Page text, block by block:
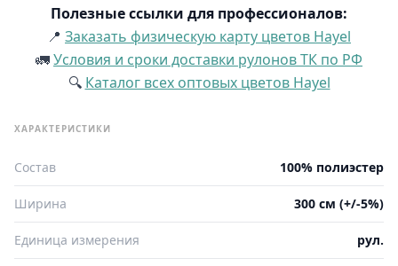
Полезные ссылки для профессионалов:
📍 Заказать физическую карту цветов Hayel
🚛Условия и сроки доставки рулонов ТК по РФ
🔍 Каталог всех оптовых цветов Hayel
ХАРАКТЕРИСТИКИ
Состав 100% полиэстер
Ширина 300 см (+/-5%)
Единица измерения рул.